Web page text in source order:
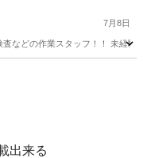
7月8日
などの作業スタッフ！！ 未経
出来る